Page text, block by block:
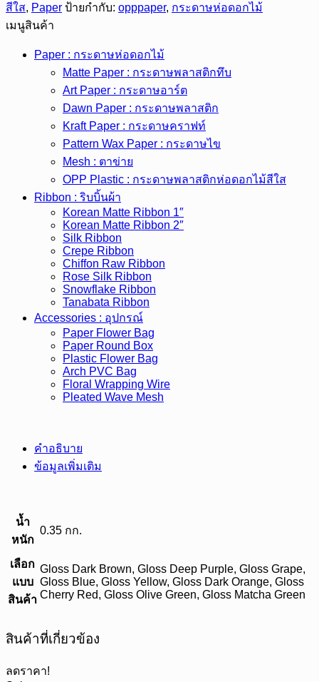
สีใส, Paper ป้ายกำกับ: opppaper, กระดาษห่อดอกไม้
เมนูสินค้า
Paper : กระดาษห่อดอกไม้
Matte Paper : กระดาษพลาสติกทึบ
Art Paper : กระดาษอาร์ต
Dawn Paper : กระดาษพลาสติก
Kraft Paper : กระดาษคราฟท์
Pattern Wax Paper : กระดาษไข
Mesh : ตาข่าย
OPP Plastic : กระดาษพลาสติกห่อดอกไม้สีใส
Ribbon : ริบบิ้นผ้า
Korean Matte Ribbon 1″
Korean Matte Ribbon 2″
Silk Ribbon
Crepe Ribbon
Chiffon Raw Ribbon
Rose Silk Ribbon
Snowflake Ribbon
Tanabata Ribbon
Accessories : อุปกรณ์
Paper Flower Bag
Paper Round Box
Plastic Flower Bag
Arch PVC Bag
Floral Wrapping Wire
Pleated Wave Mesh
คำอธิบาย
ข้อมูลเพิ่มเติม
น้ำ
หนัก
0.35 กก.
เลือก
แบบ
สินค้า
Gloss Dark Brown, Gloss Deep Purple, Gloss Grape,
Gloss Blue, Gloss Yellow, Gloss Dark Orange, Gloss
Cherry Red, Gloss Olive Green, Gloss Matcha Green
สินค้าที่เกี่ยวข้อง
ลดราคา!